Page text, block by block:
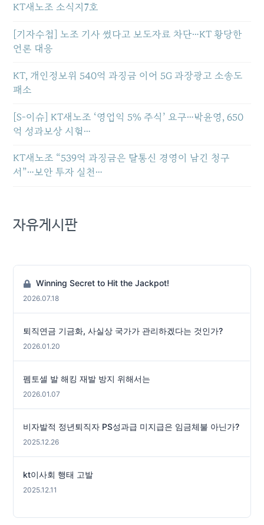
KT새노조 소식지7호
[기자수첩] 노조 기사 썼다고 보도자료 차단…KT 황당한
언론 대응
KT, 개인정보위 540억 과징금 이어 5G 과장광고 소송도
패소
[S-이슈] KT새노조 ‘영업익 5% 주식’ 요구…박윤영, 650
억 성과보상 시험…
KT새노조 “539억 과징금은 탈통신 경영이 남긴 청구
서”…보안 투자 실천…
자유게시판
Winning Secret to Hit the Jackpot!
2026.07.18
퇴직연금 기금화, 사실상 국가가 관리하겠다는 것인가?
2026.01.20
펨토셀 발 해킹 재발 방지 위해서는
2026.01.07
비자발적 정년퇴직자 PS성과급 미지급은 임금체불 아닌가?
2025.12.26
kt이사회 행태 고발
2025.12.11